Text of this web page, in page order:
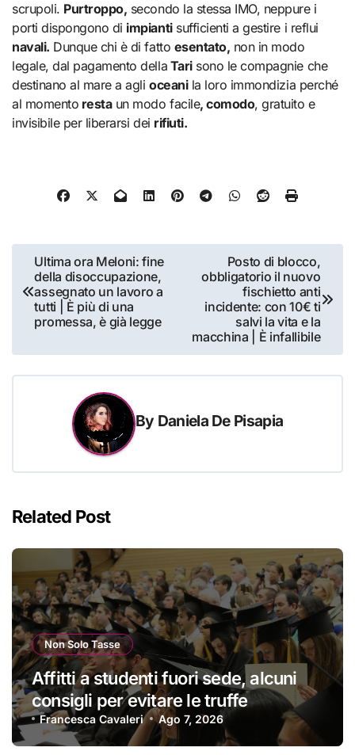
scrupoli. Purtroppo, secondo la stessa IMO, neppure i
porti dispongono di impiantisufficienti a gestire i reflui
navali. Dunque chi è di fatto esentato, non in modo
legale, dal pagamento della Tarisono le compagnie che
destinano al mare a aglioceanila loro immondizia perché
al momento restaun modo facile, comodo, gratuito e
invisibile per liberarsi dei rifiuti.
Navigazione
articoli
Ultima ora Meloni: fine
della disoccupazione,
assegnato un lavoro a
tutti | È più di una
promessa, è già legge
Posto di blocco,
obbligatorio il nuovo
fischietto anti
incidente: con 10€ ti
salvi la vita e la
macchina | È infallibile
By Daniela De Pisapia
Related Post
Non Solo Tasse
Affitti a studenti fuori sede, alcuni
consigli per evitare le truffe
Francesca Cavaleri Ago 7, 2026